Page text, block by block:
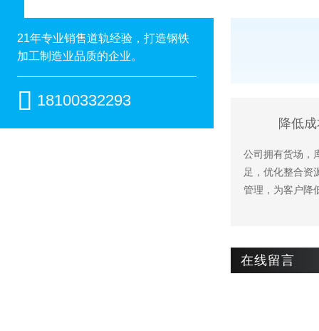
降低
公司拥有货场，
足，优化整合资
管理，为客户降
在线留言
21年专业销售道轨经验，打造钢铁
加工制造业品质的企业。
 18100332293